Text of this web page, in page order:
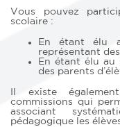
Vous pouvez
scolaire :
En étant élu
représentant
En étant élu au
des parents
Il existe
commissions qui
associant
pédagogique les